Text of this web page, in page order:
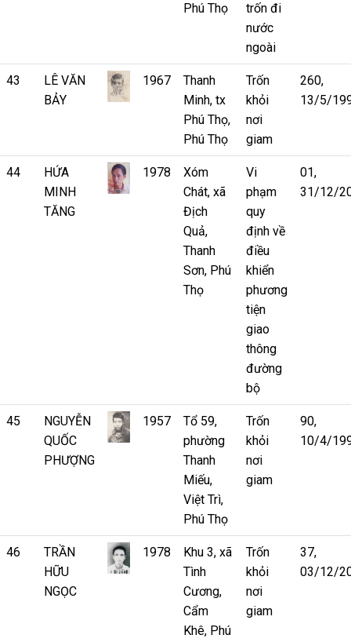
Phú Thọ
trốn đi
nước
ngoài
43
LÊ VĂN
BẢY
1967
Thanh
Minh, tx
Phú Thọ,
Phú Thọ
Trốn
khỏi
nơi
giam
260,
13/5/
44
HỨA
MINH
TĂNG
1978
Xóm
Chát, xã
Địch
Quả,
Thanh
Sơn, Phú
Thọ
Vi
phạm
quy
định về
điều
khiển
phương
tiện
giao
thông
đường
bộ
01,
31/12/
45
NGUYỄN
QUỐC
PHƯỢNG
1957
Tổ 59,
phường
Thanh
Miếu,
Việt Trì,
Phú Thọ
Trốn
khỏi
nơi
giam
90,
10/4/
46
TRẦN
HỮU
NGỌC
1978
Khu 3, xã
Tình
Cương,
Cẩm
Khê, Phú
Trốn
khỏi
nơi
giam
37,
03/12/